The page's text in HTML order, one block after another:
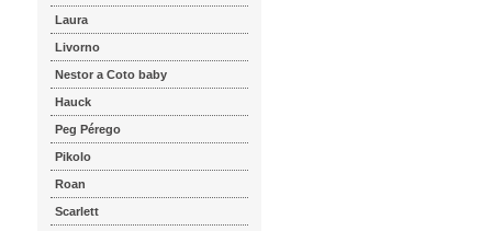
Laura
Livorno
Nestor a Coto baby
Hauck
Peg Pérego
Pikolo
Roan
Scarlett